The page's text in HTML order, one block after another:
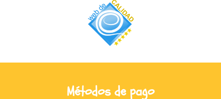
Métodos de pago